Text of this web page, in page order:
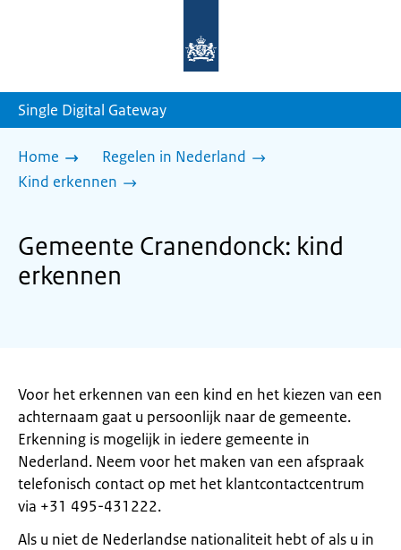
homepage
Single Digital Gateway
Home
Regelen in Nederland
Kind erkennen
Gemeente Cranendonck: kind
erkennen
Voor het erkennen van een kind en het kiezen van een
achternaam gaat u persoonlijk naar de gemeente.
Erkenning is mogelijk in iedere gemeente in
Nederland. Neem voor het maken van een afspraak
telefonisch contact op met het klantcontactcentrum
via +31 495-431222.
Als u niet de Nederlandse nationaliteit hebt of als u in